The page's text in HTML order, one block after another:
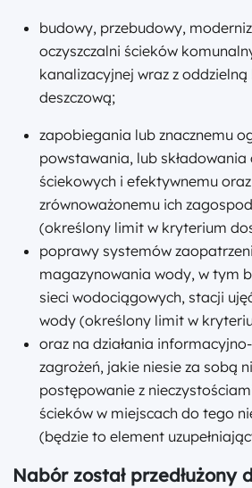
budowy, przebudowy,
oczyszczalni ścieków
kanalizacyjnej wraz z
deszczową;
zapobiegania lub znacznemu
powstawania, lub składowania
ściekowych i efektywnemu oraz
zrównoważonemu ich
(określony limit w kryterium
poprawy systemów
magazynowania wody, w tym
sieci wodociągowych, stacji
wody (określony limit w
oraz na działania
zagrożeń, jakie niesie za sobą
postępowanie z
ścieków w miejscach do tego
(będzie to element
Nabór został przedłużony